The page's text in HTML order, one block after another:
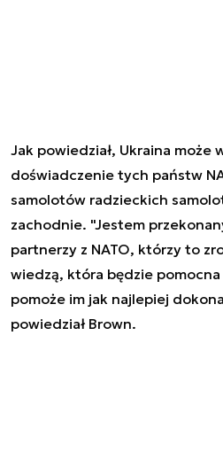
Jak powiedział, Ukraina może
doświadczenie tych państw
samolotów radzieckich
zachodnie. "Jestem
partnerzy z NATO, którzy to
wiedzą, która będzie
pomoże im jak najlepiej
powiedział Brown.